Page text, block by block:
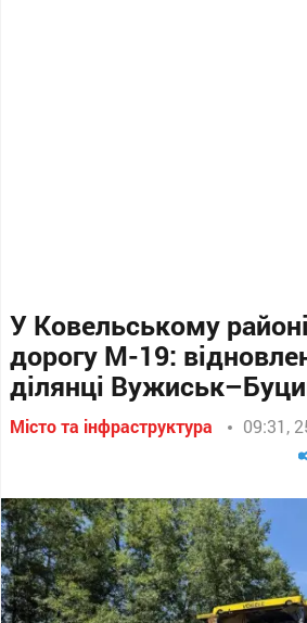
У Ковельському
дорогу М-19:
ділянці
Місто та інфраструктура 09:31,